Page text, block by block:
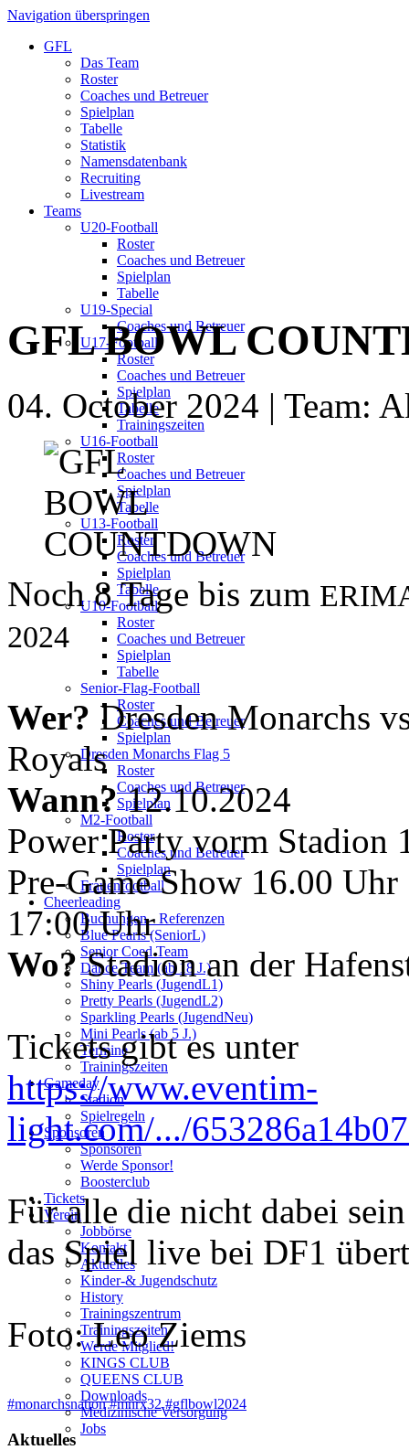
Navigation überspringen
GFL
Das Team
Roster
Coaches und Betreuer
Spielplan
Tabelle
Statistik
Namensdatenbank
Recruiting
Livestream
Teams
U20-Football
Roster
Coaches und Betreuer
Spielplan
Tabelle
U19-Special
Coaches und Betreuer
U17-Football
Roster
Coaches und Betreuer
Spielplan
Tabelle
Trainingszeiten
U16-Football
Roster
Coaches und Betreuer
Spielplan
Tabelle
U13-Football
Roster
Coaches und Betreuer
Spielplan
Tabelle
U10-Football
Roster
Coaches und Betreuer
Spielplan
Tabelle
Senior-Flag-Football
Roster
Coaches und Betreuer
Spielplan
Dresden Monarchs Flag 5
Roster
Coaches und Betreuer
Spielplan
M2-Football
Roster
Coaches und Betreuer
Spielplan
Frauenfootball
Cheerleading
Buchungen - Referenzen
Blue Pearls (SeniorL)
Senior Coed Team
Dance Team (ab 18 J.)
Shiny Pearls (JugendL1)
Pretty Pearls (JugendL2)
Sparkling Pearls (JugendNeu)
Mini Pearls (ab 5 J.)
Termine
Trainingszeiten
Gameday
Stadion
Spielregeln
Sponsoren
Sponsoren
Werde Sponsor!
Boosterclub
Tickets
Verein
Jobbörse
Kontakt
Aktuelles
Kinder-& Jugendschutz
History
Trainingszentrum
Trainingszeiten
Werde Mitglied!
KINGS CLUB
QUEENS CLUB
Downloads
Medizinische Versorgung
Jobs
GFL BOWL
04. October 2024 | Team:
Noch 8 Tage bis zum
2024
Wer? Dresden Monarchs
Royals
Wann?12.10.2024
Power Party vorm Stadion
Pre-Game Show 16.00
17:00 Uhr
Wo?Stadion an der
Tickets gibt es unter
https://www.eventim-
light.com/.../
Für alle die nicht dabei
das Spiel live bei DF1
Foto: Leo Ziems
#monarchsnation #mnrx32 #gflbowl2024
Aktuelles